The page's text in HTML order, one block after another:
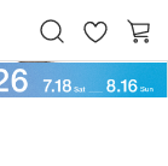
お
気
カ
ー